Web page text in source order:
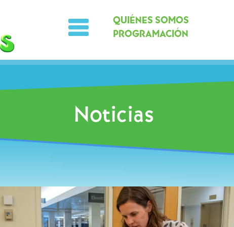
QUIÉNES SOMOS
PROGRAMACIÓN
Noticias